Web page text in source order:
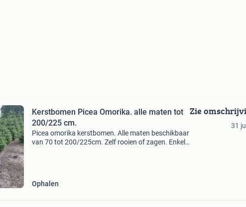
Kerstbomen Picea Omorika. alle maten tot
200/225 cm.
Picea omorika kerstbomen. Alle maten beschikbaar
van 70 tot 200/225cm. Zelf rooien of zagen. Enkel
Ophalen
Zie
31